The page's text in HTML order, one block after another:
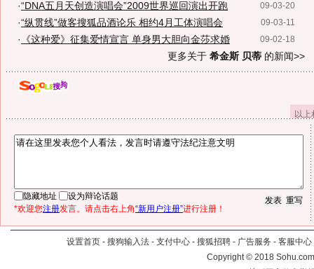
09-03-20
·“DNA五月天创造演唱会”2009世界巡回演出开跑
09-03-11
·“纵贯线”做客搜狐品酒论乐 相约4月工体演唱会
09-02-18
·
《这种爱》征集爱情宣言 单身男大胆向金莎求婚
更多关于 希金斯 贝蒂 的新闻>>
以
隐藏地址
设为辩论话题
*欢迎您注册发言。请点击右上角“新用户注册”进行注册！
设置首页 - 搜狗输入法 - 支付中心 - 搜狐招聘 - 广告服务 - 客服中心
Copyright©2018